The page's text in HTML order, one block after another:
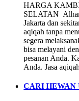
HARGA
SELATAN
Jakarta dan
aqiqah tanpa
segera
bisa melayani
pesanan Anda.
Anda. Jasa
CARI HEWAN